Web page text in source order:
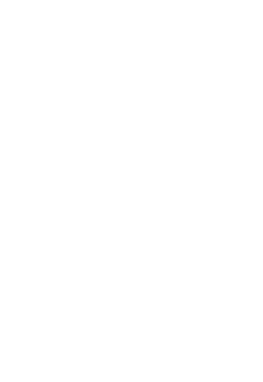
mais potássio na alimentação
a hipertensão
motor da saúde